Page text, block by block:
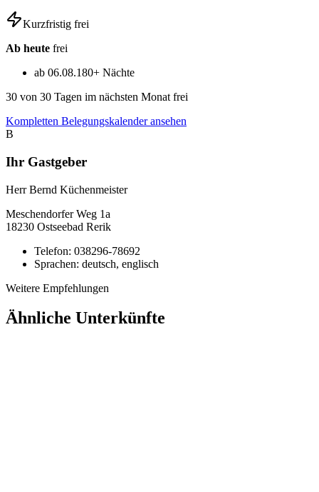
Kurzfristig frei
Ab heute frei
ab 06.08.180+ Nächte
30 von 30 Tagen im nächsten Monat frei
Kompletten Belegungskalender ansehen
B
Ihr Gastgeber
Herr Bernd Küchenmeister
Meschendorfer Weg 1a
18230 Ostseebad Rerik
Telefon: 038296-78692
Sprachen: deutsch, englisch
Weitere Empfehlungen
Ähnliche Unterkünfte